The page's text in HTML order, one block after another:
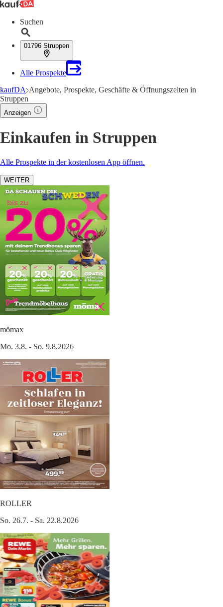
Suchen
01796 Struppen
Alle Prospekte
kaufDA Angebote, Prospekte, Geschäfte & Öffnungszeiten in
Struppen
Anzeigen
Einkaufen in Struppen
Alle Prospekte in der kostenlosen App öffnen.
WEITER
mömax
Mo. 3.8. - So. 9.8.2026
ROLLER
So. 26.7. - Sa. 22.8.2026